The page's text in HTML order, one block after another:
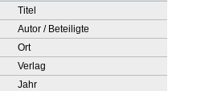
Titel
Autor / Beteiligte
Ort
Verlag
Jahr